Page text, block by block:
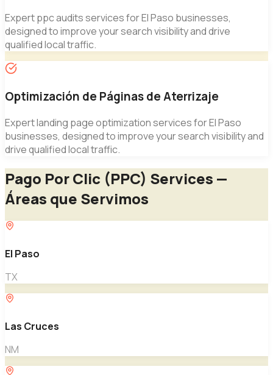
Expertppc auditsservices for El Paso businesses,
designed to improve your search visibility and drive
qualified local traffic.
Optimización de Páginas de Aterrizaje
Expertlanding page optimizationservices for El Paso
businesses, designed to improve your search visibility and
drive qualified local traffic.
Pago Por Clic (PPC) Services —
Áreas que Servimos
El Paso
TX
Las Cruces
NM